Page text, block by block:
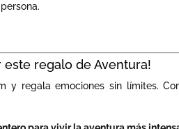
este regalo de Aventura!
y regala emociones sin límites.